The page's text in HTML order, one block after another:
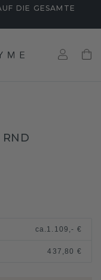
DIE GESAMTE
RND
ca. 1.109,- €
437,80 €